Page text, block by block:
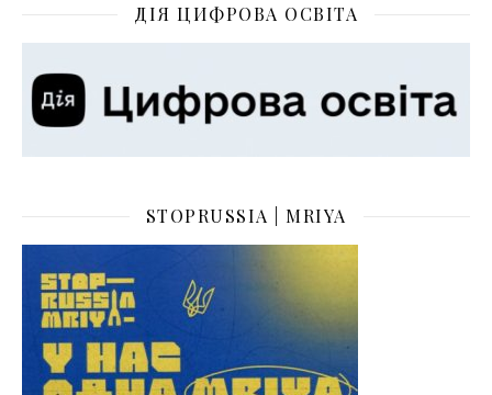
ДІЯ ЦИФРОВА ОСВІТА
STOPRUSSIA | MRIYA